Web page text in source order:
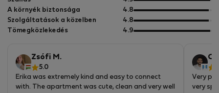
have a flexible work schedule which makes it easy for me
to help tenants when needed.
pontból
A környék biztonsága 4.85
pontból
Szolgáltatások a közelben 4.85
pontból
Tömegközlekedés 4.95
Zsófi M.
5.0
Erika was extremely kind and easy to connect
with. The apartment was cute, clean and very well
Very
very